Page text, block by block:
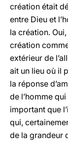
création était
entre Dieu et
la création.
création
extérieur de
ait un lieu où il
la réponse
de l’homme
important que
qui,
de la grandeur